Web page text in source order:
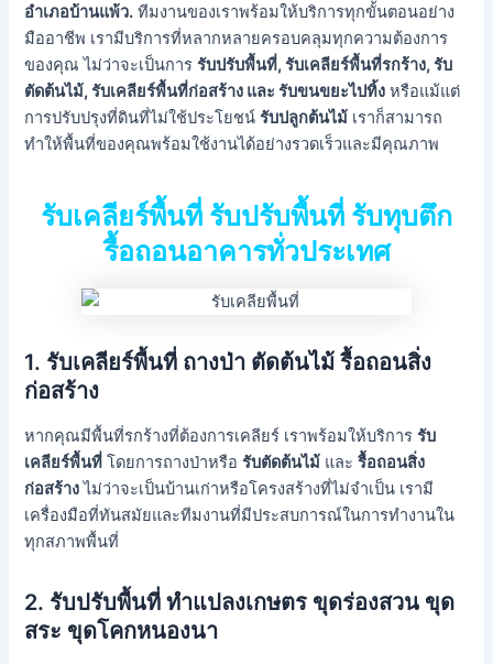
อำเภอบ้านแพ้ว. ทีมงานของเราพร้อมให้บริการทุกขั้นตอนอย่าง
มืออาชีพ เรามีบริการที่หลากหลายครอบคลุมทุกความต้องการ
ของคุณ ไม่ว่าจะเป็นการรับปรับพื้นที่, รับเคลียร์พื้นที่รกร้าง, รับ
ตัดต้นไม้, รับเคลียร์พื้นที่ก่อสร้าง และ รับขนขยะไปทิ้ง หรือแม้แต่
การปรับปรุงที่ดินที่ไม่ใช้ประโยชน์รับปลูกต้นไม้ เราก็สามารถ
ทำให้พื้นที่ของคุณพร้อมใช้งานได้อย่างรวดเร็วและมีคุณภาพ
รับเคลียร์พื้นที่ รับปรับพื้นที่ รับทุบตึก
รื้อถอนอาคารทั่วประเทศ
1. รับเคลียร์พื้นที่ ถางป่า ตัดต้นไม้ รื้อถอนสิ่ง
ก่อสร้าง
หากคุณมีพื้นที่รกร้างที่ต้องการเคลียร์ เราพร้อมให้บริการรับ
เคลียร์พื้นที่ โดยการถางป่าหรือรับตัดต้นไม้ และรื้อถอนสิ่ง
ก่อสร้างไม่ว่าจะเป็นบ้านเก่าหรือโครงสร้างที่ไม่จำเป็น เรามี
เครื่องมือที่ทันสมัยและทีมงานที่มีประสบการณ์ในการทำงานใน
ทุกสภาพพื้นที่
2. รับปรับพื้นที่ ทำแปลงเกษตร ขุดร่องสวน ขุด
สระ ขุดโคกหนองนา